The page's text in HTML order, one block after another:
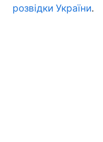
розвідки України.